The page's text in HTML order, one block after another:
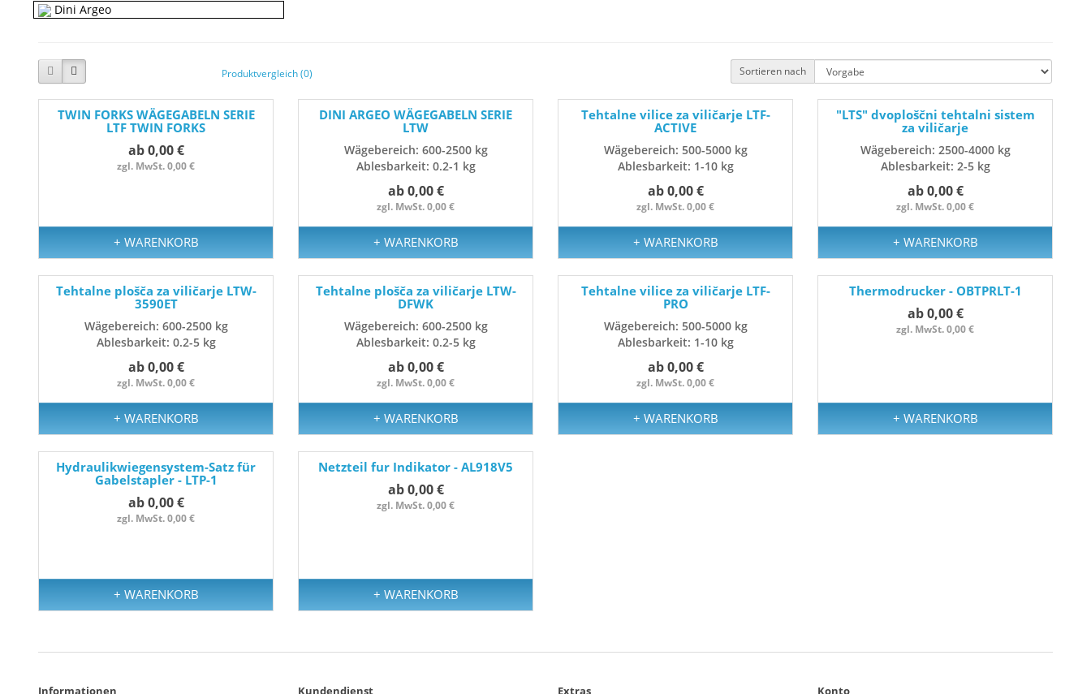
Dini Argeo
Produktvergleich (0) Sortieren nach
TWIN FORKS WÄGEGABELN SERIE
LTF TWIN FORKS
ab 0,00 €
zgl. MwSt. 0,00 €
+ WARENKORB
DINI ARGEO WÄGEGABELN SERIE
LTW
Wägebereich: 600-2500 kg
Ablesbarkeit: 0.2-1 kg
ab 0,00 €
zgl. MwSt. 0,00 €
+ WARENKORB
Tehtalne vilice za viličarje LTF-
ACTIVE
Wägebereich: 500-5000 kg
Ablesbarkeit: 1-10 kg
ab 0,00 €
zgl. MwSt. 0,00 €
+ WARENKORB
"LTS" dvoploščni tehtalni sistem
za viličarje
Wägebereich: 2500-4000 kg
Ablesbarkeit: 2-5 kg
ab 0,00 €
zgl. MwSt. 0,00 €
+ WARENKORB
Tehtalne plošča za viličarje LTW-
3590ET
Wägebereich: 600-2500 kg
Ablesbarkeit: 0.2-5 kg
ab 0,00 €
zgl. MwSt. 0,00 €
+ WARENKORB
Tehtalne plošča za viličarje LTW-
DFWK
Wägebereich: 600-2500 kg
Ablesbarkeit: 0.2-5 kg
ab 0,00 €
zgl. MwSt. 0,00 €
+ WARENKORB
Tehtalne vilice za viličarje LTF-
PRO
Wägebereich: 500-5000 kg
Ablesbarkeit: 1-10 kg
ab 0,00 €
zgl. MwSt. 0,00 €
+ WARENKORB
Thermodrucker - OBTPRLT-1
ab 0,00 €
zgl. MwSt. 0,00 €
+ WARENKORB
Hydraulikwiegensystem-Satz für
Gabelstapler - LTP-1
ab 0,00 €
zgl. MwSt. 0,00 €
+ WARENKORB
Netzteil fur Indikator - AL918V5
ab 0,00 €
zgl. MwSt. 0,00 €
+ WARENKORB
Informationen Kundendienst Extras Konto